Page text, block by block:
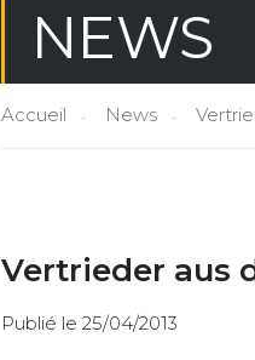
NEWS
Accueil News
Vertrieder aus
Publié le 25/04/2013